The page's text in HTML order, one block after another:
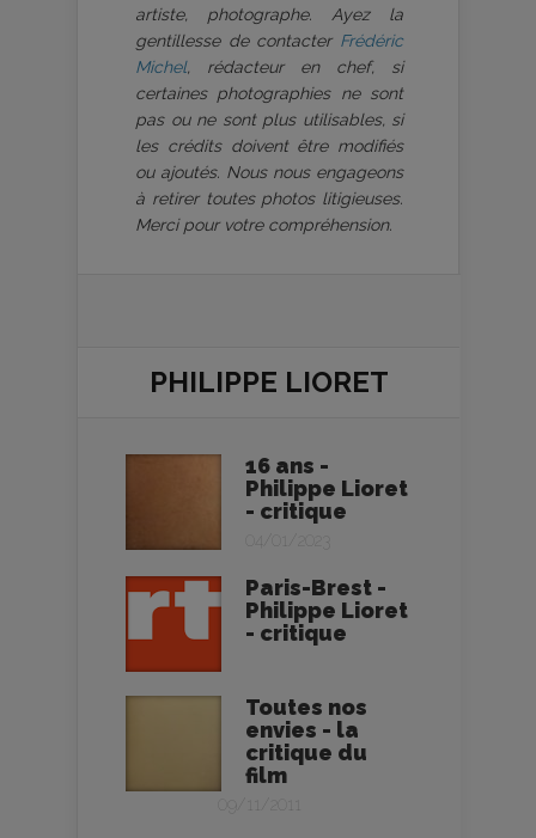
artiste, photographe. Ayez la
gentillesse de contacter Frédéric
Michel, rédacteur en chef, si
certaines photographies ne sont
pas ou ne sont plus utilisables, si
les crédits doivent être modifiés
ou ajoutés. Nous nous engageons
à retirer toutes photos litigieuses.
Merci pour votre compréhension.
PHILIPPE LIORET
16 ans -
Philippe Lioret
- critique
04/01/2023
Paris-Brest -
Philippe Lioret
- critique
Toutes nos
envies - la
critique du
film
09/11/2011